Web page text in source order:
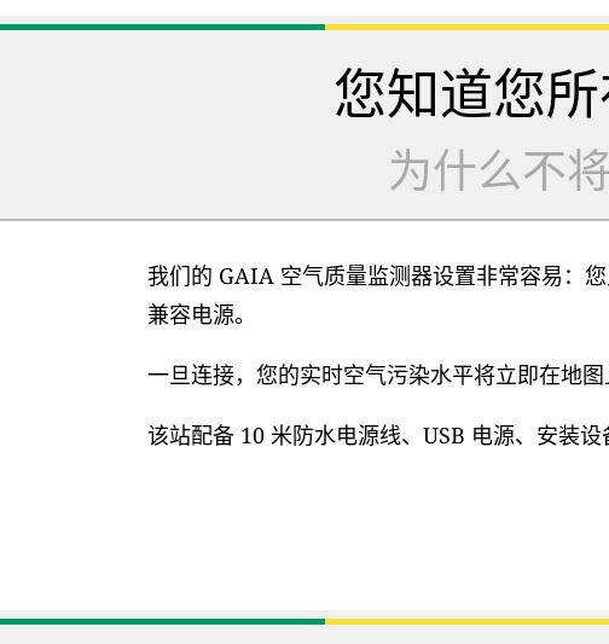
您知道您
为什么不
我们的 GAIA 空气质量监测器设置非常容易：
兼容电源。
一旦连接，您的实时空气污染水平将立即在地图
该站配备 10 米防水电源线、USB 电源、安装设